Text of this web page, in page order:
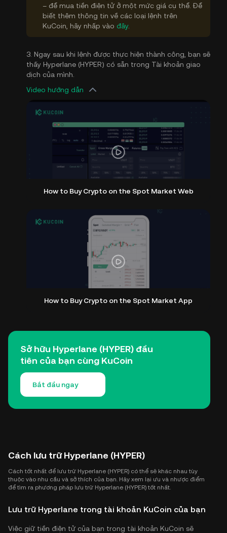
– để mua tiền điện tử ở một mức giá cụ thể. Để
biết thêm thông tin về các loại lệnh trên
KuCoin, hãy nhấp vào đây.
3. Ngay sau khi lệnh được thực hiện thành công, bạn sẽ
thấy Hyperlane (HYPER) có sẵn trong Tài khoản giao
dịch của mình.
Video hướng dẫn
How to Buy Crypto on the Spot Market Web
How to Buy Crypto on the Spot Market App
Sở hữu Hyperlane (HYPER) đầu
tiên của bạn cùng KuCoin
Bắt đầu ngay
Cách lưu trữ Hyperlane (HYPER)
Cách tốt nhất để lưu trữ Hyperlane (HYPER) có thể sẽ khác nhau tùy
thuộc vào nhu cầu và sở thích của bạn. Hãy xem lại ưu và nhược điểm
để tìm ra phương pháp lưu trữ Hyperlane (HYPER) tốt nhất.
Lưu trữ Hyperlane trong tài khoản KuCoin của bạn
Việc giữ tiền điện tử của bạn trong tài khoản KuCoin sẽ